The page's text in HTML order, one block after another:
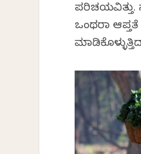
ಪರಿಚಯವಿತ್ತು.
ಒಂಥರಾ